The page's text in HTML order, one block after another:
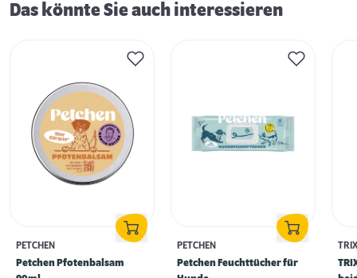
Das könnte Sie auch interessieren
PETCHEN
Petchen Pfotenbalsam
PETCHEN
Petchen Feuchttücher für